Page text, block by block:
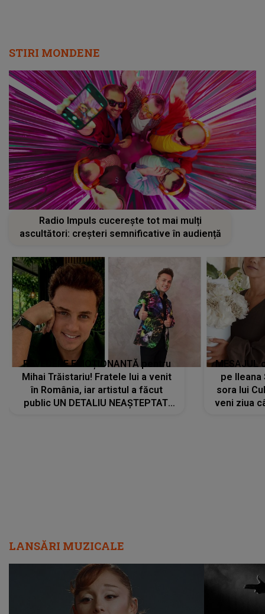
STIRI MONDENE
Radio Impuls cucerește tot mai mulți
ascultători: creșteri semnificative în audiență
REVEDERE EMOȚIONANTĂ pentru
Mihai Trăistariu! Fratele lui a venit
în România, iar artistul a făcut
public UN DETALIU NEAȘTEPTAT:
MESAJUL
pe Ileana
sora lui
veni ziua
LANSĂRI MUZICALE